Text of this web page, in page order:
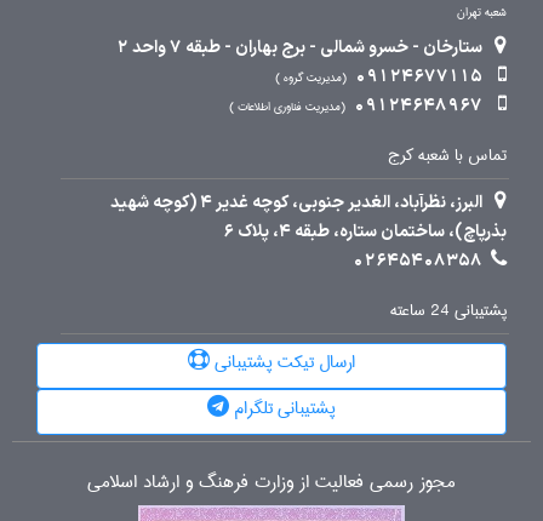
شعبه تهران
ستارخان - خسرو شمالی - برج بهاران - طبقه 7 واحد 2
09124677115
مدیریت گروه
09124648967 مدیریت فناوری اطلاعات
تماس با شعبه کرج
البرز، نظرآباد، الغدیر جنوبی، کوچه غدیر 4 (کوچه شهید
بذرپاچ)، ساختمان ستاره، طبقه 4، پلاک 6
02645408358
پشتیبانی 24 ساعته
ارسال تیکت پشتیبانی
پشتیبانی تلگرام
مجوز رسمی فعالیت از وزارت فرهنگ و ارشاد اسلامی